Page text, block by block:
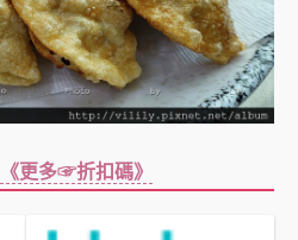
《更多☞折扣碼》